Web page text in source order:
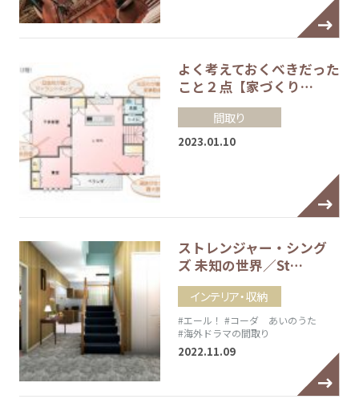
よく考えておくべきだった
こと２点【家づくり…
間取り
2023.01.10
ストレンジャー・シング
ズ 未知の世界／St…
インテリア・収納
#エール！ #コーダ あいのうた
#海外ドラマの間取り
2022.11.09